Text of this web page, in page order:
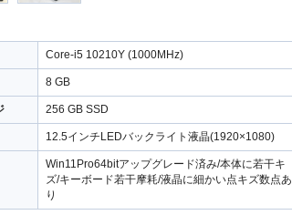
Core-i5 10210Y (1000MHz)
8 GB
256 GB SSD
12.5インチLEDバックライト液晶(1920×1080)
Win11Pro64bitアップグレード済み/本体に若干キ
ズ/キーボード若干摩耗/液晶に細かい点キズ数点あ
り